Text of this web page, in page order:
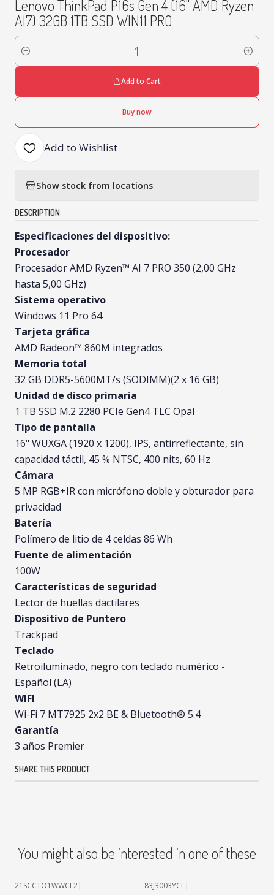
Lenovo ThinkPad P16s Gen 4 (16" AMD Ryzen
AI7) 32GB 1TB SSD WIN11 PRO
Quantity
Add to Cart
Buy now
Add to Wishlist
Show stock from locations
DESCRIPTION
Especificaciones del dispositivo:
Procesador
Procesador AMD Ryzen™ AI 7 PRO 350 (2,00 GHz
hasta 5,00 GHz)
Sistema operativo
Windows 11 Pro 64
Tarjeta gráfica
AMD Radeon™ 860M integrados
Memoria total
32 GB DDR5-5600MT/s (SODIMM)(2 x 16 GB)
Unidad de disco primaria
1 TB SSD M.2 2280 PCIe Gen4 TLC Opal
Tipo de pantalla
16" WUXGA (1920 x 1200), IPS, antirreflectante, sin
capacidad táctil, 45 % NTSC, 400 nits, 60 Hz
Cámara
5 MP RGB+IR con micrófono doble y obturador para
privacidad
Batería
Polímero de litio de 4 celdas 86 Wh
Fuente de alimentación
100W
Características de seguridad
Lector de huellas dactilares
Dispositivo de Puntero
Trackpad
Teclado
Retroiluminado, negro con teclado numérico -
Español (LA)
WIFI
Wi-Fi 7 MT7925 2x2 BE & Bluetooth® 5.4
Garantía
3 años Premier
SHARE THIS PRODUCT
You might also be interested in one of these
21SCCTO1WWCL2| 83J3003YCL|